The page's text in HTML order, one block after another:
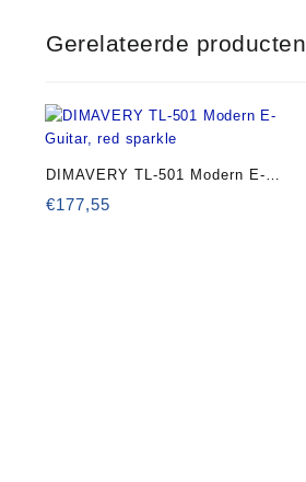
Gerelateerde producten
DIMAVERY TL-501 Modern E-
Guitar, red sparkle
€177,55